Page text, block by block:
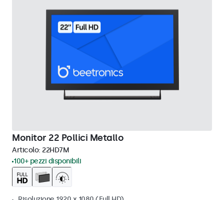
Monitor 22 Pollici Metallo
Articolo: 22HD7M
100+ pezzi disponibili